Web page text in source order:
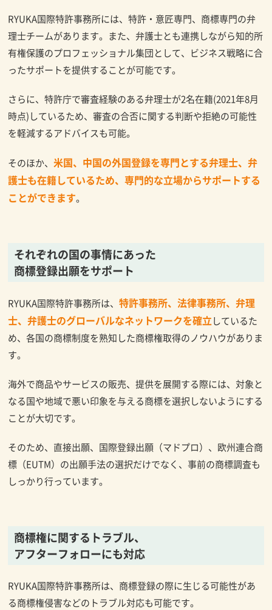
RYUKA国際特許事務所には、特許・意匠専門、商標専門の弁
理士チームがあります。また、弁護士とも連携しながら知的所
有権保護のプロフェッショナル集団として、ビジネス戦略に合
ったサポートを提供することが可能です。
さらに、特許庁で審査経験のある弁理士が2名在籍(2021年8月
時点)しているため、審査の合否に関する判断や拒絶の可能性
を軽減するアドバイスも可能。
そのほか、米国、中国の外国登録を専門とする弁理士、弁
護士も在籍しているため、専門的な立場からサポートする
ことができます。
それぞれの国の事情にあった
商標登録出願をサポート
RYUKA国際特許事務所は、特許事務所、法律事務所、弁理
士、弁護士のグローバルなネットワークを確立しているた
め、各国の商標制度を熟知した商標権取得のノウハウがありま
す。
海外で商品やサービスの販売、提供を展開する際には、対象と
なる国や地域で悪い印象を与える商標を選択しないようにする
ことが大切です。
そのため、直接出願、国際登録出願（マドプロ）、欧州連合商
標（EUTM）の出願手法の選択だけでなく、事前の商標調査も
しっかり行っています。
商標権に関するトラブル、
アフターフォローにも対応
RYUKA国際特許事務所は、商標登録の際に生じる可能性があ
る商標権侵害などのトラブル対応も可能です。